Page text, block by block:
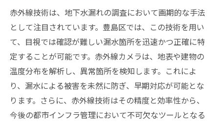
赤外線技術は、地下水漏れの調査において画期的な手法
として注目されています。豊島区では、この技術を用い
て、目視では確認が難しい漏水箇所を迅速かつ正確に特
定することが可能です。赤外線カメラは、地表や建物の
温度分布を解析し、異常箇所を検知します。これによ
り、漏水による被害を未然に防ぎ、早期対応が可能とな
ります。さらに、赤外線技術はその精度と効率性から、
今後の都市インフラ管理において不可欠なツールとなる